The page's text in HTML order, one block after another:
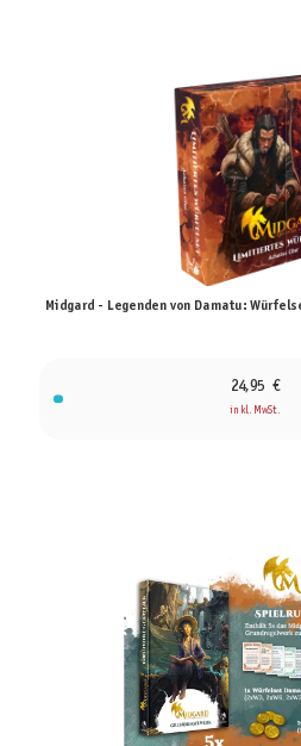
Midgard - Legenden von Damatu:
24,95 €
inkl. MwSt.